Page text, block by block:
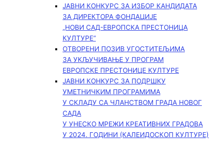
ЈАВНИ КОНКУРС ЗА ИЗБОР КАНДИДАТА
ЗА ДИРЕКТОРА ФОНДАЦИЈЕ
„НОВИ САД-ЕВРОПСКА ПРЕСТОНИЦА
КУЛТУРЕ“
ОТВОРЕНИ ПОЗИВ УГОСТИТЕЉИМА
ЗА УКЉУЧИВАЊЕ У ПРОГРАМ
ЕВРОПСКЕ ПРЕСТОНИЦЕ КУЛТУРЕ
ЈАВНИ КОНКУРС ЗА ПОДРШКУ
УМЕТНИЧКИМ ПРОГРАМИМА
У СКЛАДУ СА ЧЛАНСТВОМ ГРАДА НОВОГ
САДА
У УНЕСКО МРЕЖИ КРЕАТИВНИХ ГРАДОВА
У 2024. ГОДИНИ (КАЛЕИДОСКОП КУЛТУРЕ)